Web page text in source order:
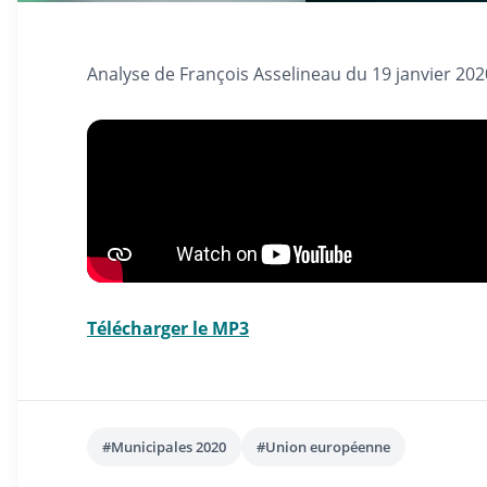
Analyse de François Asselineau du 19 janvier
Télécharger le MP3
#Municipales 2020 #Union européenne